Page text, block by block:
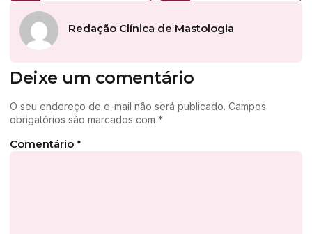
Redação Clínica de Mastologia
Deixe um comentário
O seu endereço de e-mail não será publicado. Campos
obrigatórios são marcados com *
Comentário *